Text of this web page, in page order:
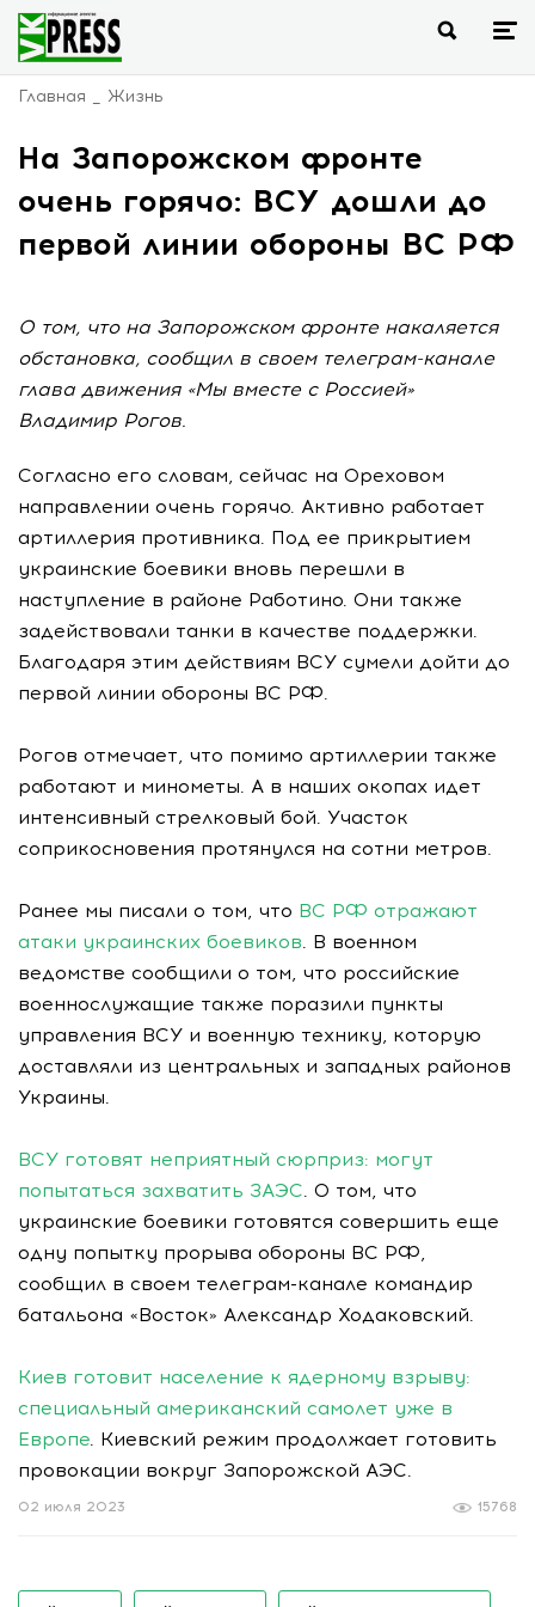
Главная Жизнь
На Запорожском фронте
очень горячо: ВСУ дошли до
первой линии обороны ВС РФ
О том, что на Запорожском фронте накаляется
обстановка, сообщил в своем телеграм-канале
глава движения «Мы вместе с Россией»
Владимир Рогов.
Согласно его словам, сейчас на Ореховом
направлении очень горячо. Активно работает
артиллерия противника. Под ее прикрытием
украинские боевики вновь перешли в
наступление в районе Работино. Они также
задействовали танки в качестве поддержки.
Благодаря этим действиям ВСУ сумели дойти до
первой линии обороны ВС РФ.
Рогов отмечает, что помимо артиллерии также
работают и минометы. А в наших окопах идет
интенсивный стрелковый бой. Участок
соприкосновения протянулся на сотни метров.
Ранее мы писали о том, что ВС РФ отражают
атаки украинских боевиков. В военном
ведомстве сообщили о том, что российские
военнослужащие также поразили пункты
управления ВСУ и военную технику, которую
доставляли из центральных и западных районов
Украины.
ВСУ готовят неприятный сюрприз: могут
попытаться захватить ЗАЭС. О том, что
украинские боевики готовятся совершить еще
одну попытку прорыва обороны ВС РФ,
сообщил в своем телеграм-канале командир
батальона «Восток» Александр Ходаковский.
Киев готовит население к ядерному взрыву:
специальный американский самолет уже в
Европе. Киевский режим продолжает готовить
провокации вокруг Запорожской АЭС.
15768
02 июля 2023